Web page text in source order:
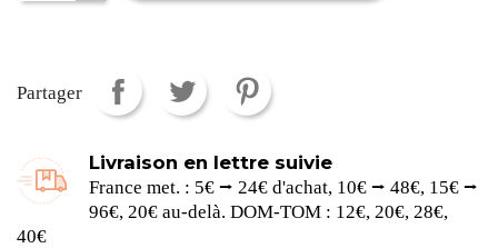
Partager
Livraison en lettre suivie
France met. : 5€ ⭢ 24€ d'achat, 10€ ⭢ 48€, 15€ ⭢
96€, 20€ au-delà. DOM-TOM : 12€, 20€, 28€,
40€